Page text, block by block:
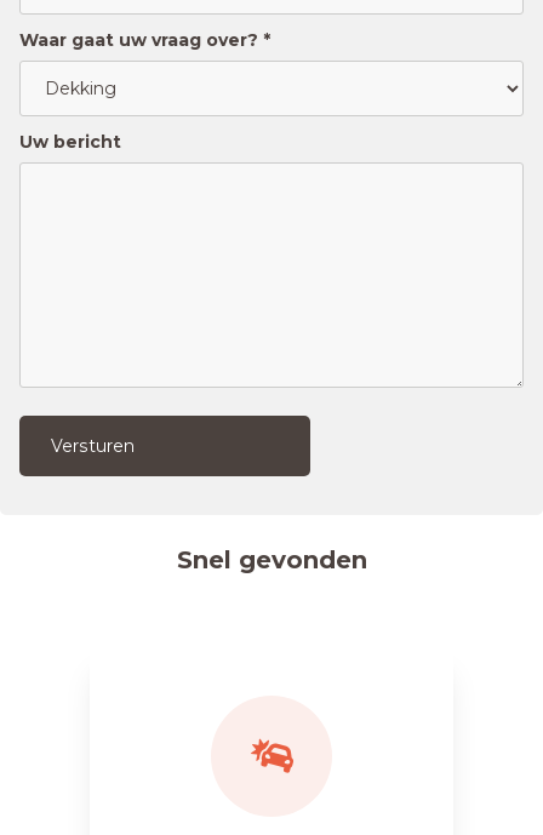
Waar gaat uw vraag over? *
Uw bericht
Versturen
Snel gevonden